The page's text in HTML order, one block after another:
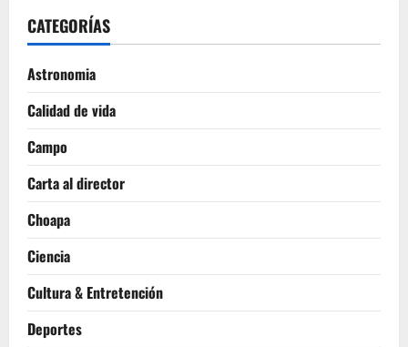
CATEGORÍAS
Astronomia
Calidad de vida
Campo
Carta al director
Choapa
Ciencia
Cultura & Entretención
Deportes